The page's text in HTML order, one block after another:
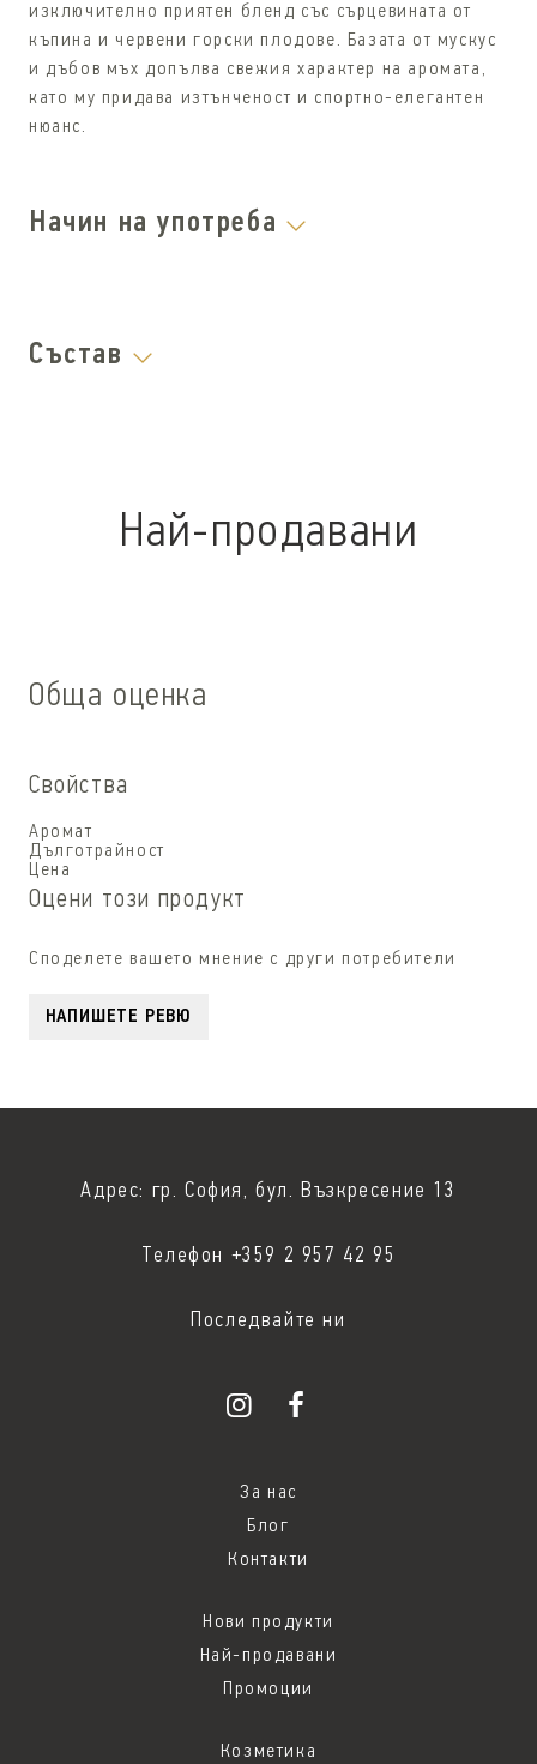
изключително приятен бленд със сърцевината от
къпина и червени горски плодове. Базата от мускус
и дъбов мъх допълва свежия характер на аромата,
като му придава изтънченост и спортно-елегантен
нюанс.
Начин на употреба
Състав
Най-продавани
Обща оценка
Свойства
Аромат
Дълготрайност
Цена
Оцени този продукт
Споделете вашето мнение с други потребители
НАПИШЕТЕ РЕВЮ
Адрес: гр. София, бул. Възкресение 13
Телефон +359 2 957 42 95
Последвайте ни
За нас
Блог
Контакти
Нови продукти
Най-продавани
Промоции
Козметика